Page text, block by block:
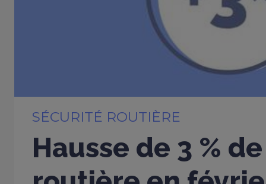
SÉCURITÉ ROUTIÈRE
Hausse de 3 %